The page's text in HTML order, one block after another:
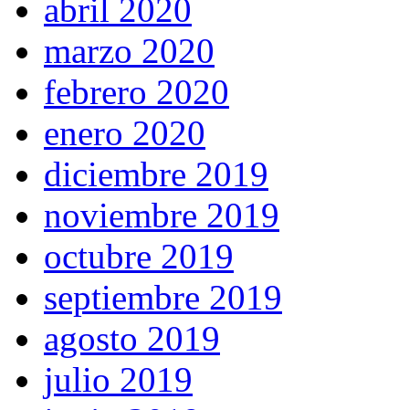
abril 2020
marzo 2020
febrero 2020
enero 2020
diciembre 2019
noviembre 2019
octubre 2019
septiembre 2019
agosto 2019
julio 2019